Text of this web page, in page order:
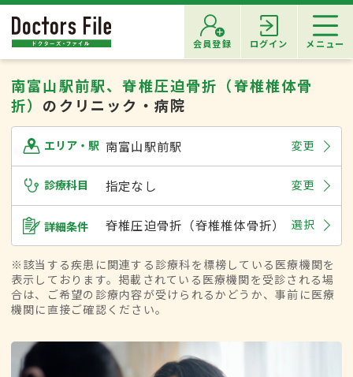
会員登録 ログイン メニュー
南富山駅前駅、脊椎圧迫骨折（脊椎椎体骨
折） のクリニック・病院
エリア・駅 南富山駅前駅 変更
診療科目 指定なし 変更
詳細条件 脊椎圧迫骨折（脊椎椎体骨折） 選択
※該当する疾患に関連する診療科を標榜している医療機関を
表示しております。掲載されている医療機関を受診される場
合は、ご希望の診療内容が受けられるかどうか、事前に医療
機関に直接ご確認ください。